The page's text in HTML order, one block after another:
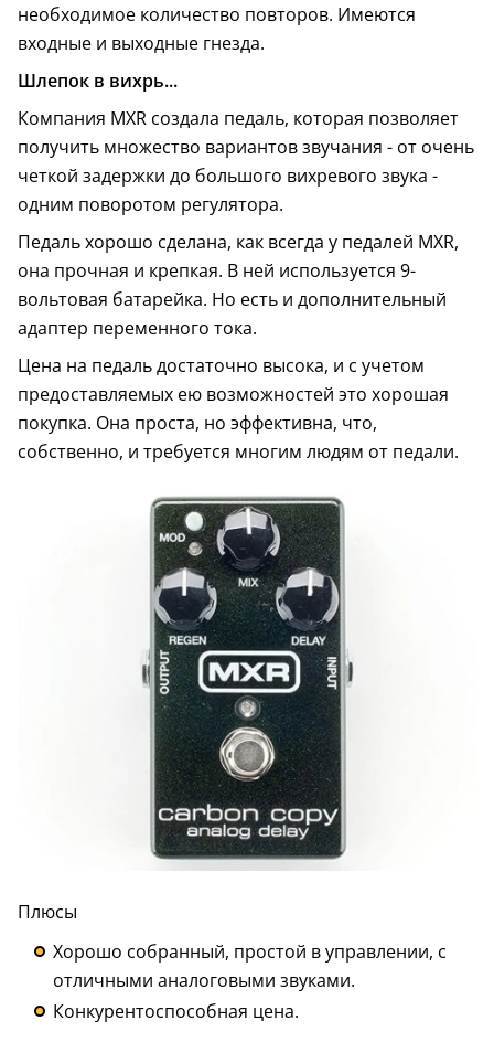
необходимое количество повторов. Имеются
входные и выходные гнезда.
Шлепок в вихрь...
Компания MXR создала педаль, которая позволяет
получить множество вариантов звучания - от очень
четкой задержки до большого вихревого звука -
одним поворотом регулятора.
Педаль хорошо сделана, как всегда у педалей MXR,
она прочная и крепкая. В ней используется 9-
вольтовая батарейка. Но есть и дополнительный
адаптер переменного тока.
Цена на педаль достаточно высока, и с учетом
предоставляемых ею возможностей это хорошая
покупка. Она проста, но эффективна, что,
собственно, и требуется многим людям от педали.
Плюсы
Хорошо собранный, простой в управлении, с
отличными аналоговыми звуками.
Конкурентоспособная цена.